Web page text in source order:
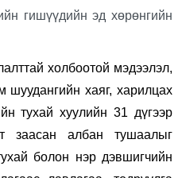
гишүүдийн эд хөрөнгийн
холбоотой мэдээлэл,
шуудангийн хаяг, харилцах
тухай хуулийн 31 дүгээр
заасан албан тушаалыг
болон нэр дэвшигчийн